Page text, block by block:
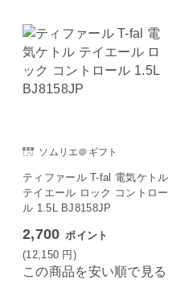
ソムリエ＠ギフト
ティファール T-fal 電気ケトル
テイエール ロック コントロー
ル 1.5L BJ8158JP
2,700 ポイント
(12,150 円)
この商品を安い順で見る